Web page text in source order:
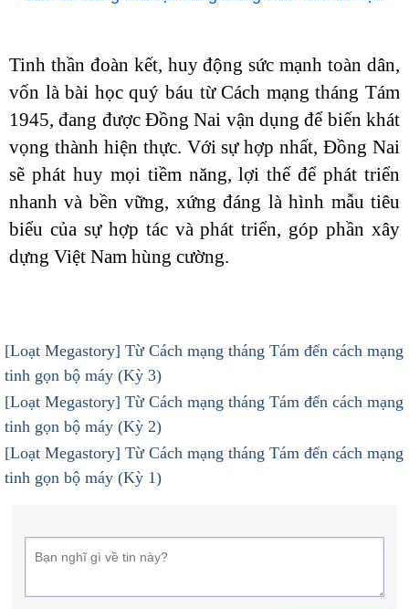
Tinh thần đoàn kết, huy động sức mạnh toàn dân,
vốn là bài học quý báu từ Cách mạng tháng Tám
1945, đang được Đồng Nai vận dụng để biến khát
vọng thành hiện thực. Với sự hợp nhất, Đồng Nai
sẽ phát huy mọi tiềm năng, lợi thế để phát triển
nhanh và bền vững, xứng đáng là hình mẫu tiêu
biểu của sự hợp tác và phát triển, góp phần xây
dựng Việt Nam hùng cường.
[Loạt Megastory] Từ Cách mạng tháng Tám đến cách mạng
tinh gọn bộ máy (Kỳ 3)
[Loạt Megastory] Từ Cách mạng tháng Tám đến cách mạng
tinh gọn bộ máy (Kỳ 2)
[Loạt Megastory] Từ Cách mạng tháng Tám đến cách mạng
tinh gọn bộ máy (Kỳ 1)